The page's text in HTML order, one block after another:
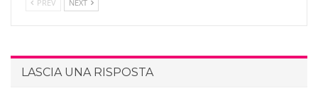
PREV NEXT
LASCIA UNA RISPOSTA